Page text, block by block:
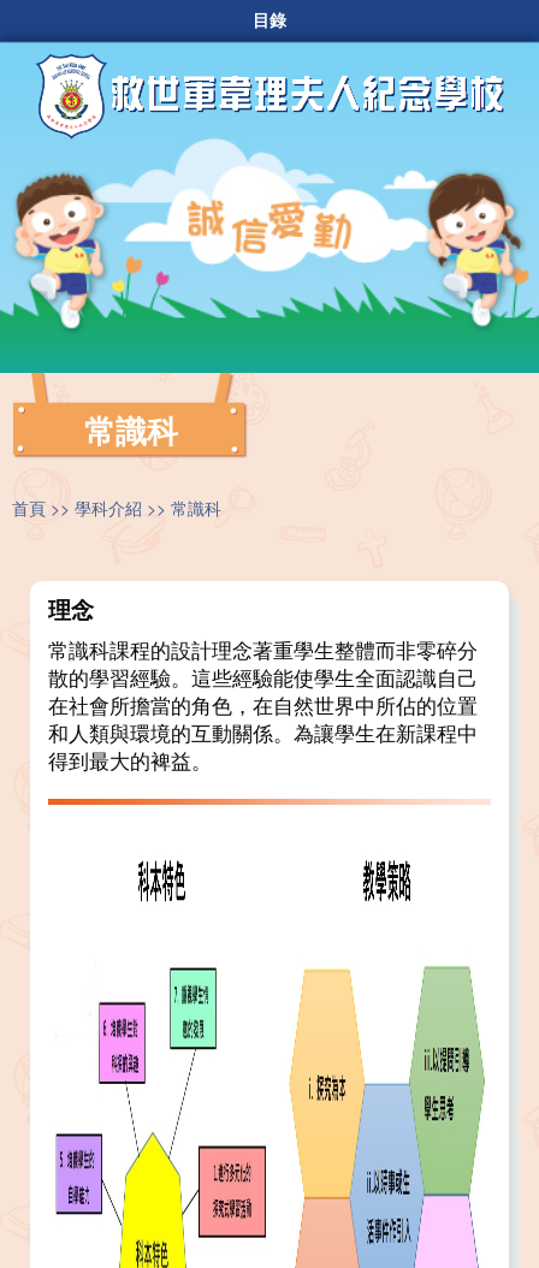
目錄
常識科
首頁 學科介紹 常識科
理念
常識科課程的設計理念著重學生整體而非零碎分
散的學習經驗。這些經驗能使學生全面認識自己
在社會所擔當的角色，在自然世界中所佔的位置
和人類與環境的互動關係。為讓學生在新課程中
得到最大的裨益。